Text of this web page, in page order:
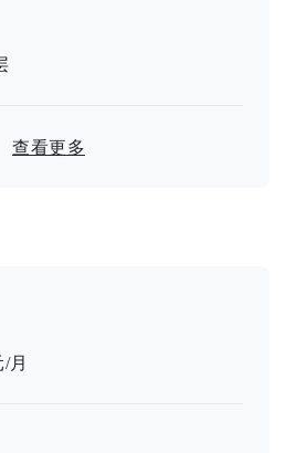
查看更多
月